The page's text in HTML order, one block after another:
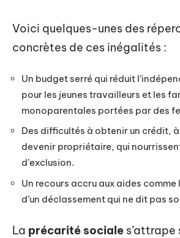
Voici quelques-unes des
concrètes de ces inégalités :
Un budget serré qui réduit
pour les jeunes travailleurs et les
monoparentales portées par des
Des difficultés à obtenir un crédit,
devenir propriétaire, qui
d’exclusion.
Un recours accru aux aides comme
d’un déclassement qui ne dit pas
La précarité sociale s’attrape